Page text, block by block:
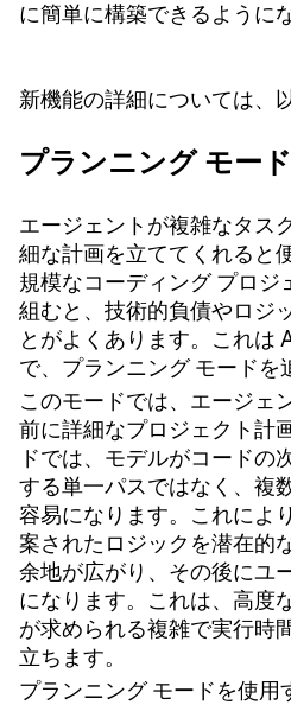
に簡単に構築できるように
新機能の詳細については、
プランニング モード
エージェントが複雑なタス
細な計画を立ててくれると
規模なコーディング プロジ
組むと、技術的負債やロジ
とがよくあります。これは
で、プランニング モードを
このモードでは、エージェ
前に詳細なプロジェクト計
ドでは、モデルがコードの
する単一パスではなく、複
容易になります。これによ
案されたロジックを潜在的
余地が広がり、その後にユ
になります。これは、高度
が求められる複雑で実行時
立ちます。
プランニング モードを使用